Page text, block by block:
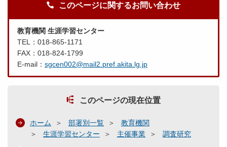
このページに関するお問い合わせ
教育機関 生涯学習センター
TEL：018-865-1171
FAX：018-824-1799
E-mail： sgcen002@mail2.pref.akita.lg.jp
このページの現在位置
ホーム 部署別一覧
教育機関
生涯学習センター
主催事業 調査研究